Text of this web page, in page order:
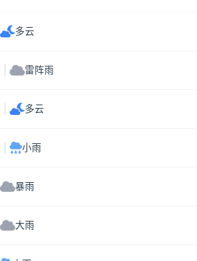
多云
雷阵雨
多云
小雨
暴雨
大雨